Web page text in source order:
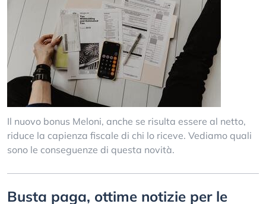
Il nuovo bonus Meloni, anche se risulta essere al netto,
riduce la capienza fiscale di chi lo riceve. Vediamo quali
sono le conseguenze di questa novità.
Busta paga, ottime notizie per le